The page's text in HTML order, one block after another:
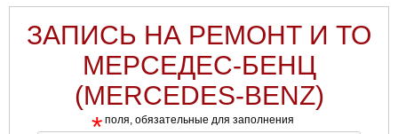
ЗАПИСЬ НА РЕМОНТ И ТО
МЕРСЕДЕС-БЕНЦ
(MERCEDES-BENZ)
* поля, обязательные для заполнения